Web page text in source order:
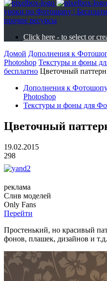
уроки по Фотошопу |
прочие ресурсы
Click here - to select or
Домой Дополнения к
Photoshop Текстуры и фоны
бесплатно Цветочный паттерн
Дополнения к Фотошопу
Photoshop
Текстуры и фоны для
Цветочный
19.02.2015
298
реклама
Слив моделей
Only Fans
Перейти
Простенький, но красивый
фонов, плашек, дизайнов и т.д.